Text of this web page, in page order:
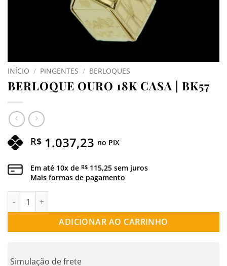
INÍCIO / PINGENTES / BERLOQUES
BERLOQUE OURO 18K CASA | BK57
R$ 1.037,23 no PIX
Em até 10x de R$ 115,25 sem juros
Mais formas de pagamento
BERLOQUE OURO 18K CASA | BK57 quantidade
ADICIONAR AO CARRINHO
Simulação de frete